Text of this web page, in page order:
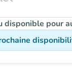
disponible pour